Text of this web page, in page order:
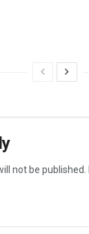
not be published.